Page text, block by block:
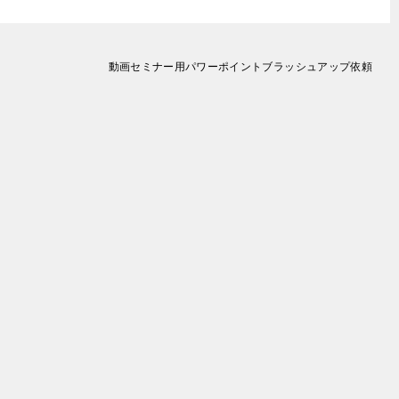
動画セミナー用パワーポイントブラッシュアップ依頼